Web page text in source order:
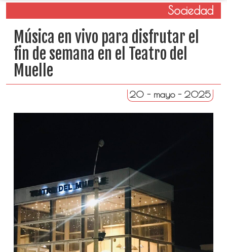
Sociedad
Música en vivo para disfrutar el
fin de semana en el Teatro del
Muelle
20 - mayo - 2025